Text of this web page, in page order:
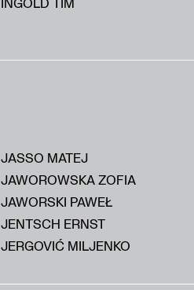
JASSO MATEJ
JAWOROWSKA ZOFIA
JAWORSKI PAWEŁ
JENTSCH ERNST
JERGOVIĆ MILJENKO